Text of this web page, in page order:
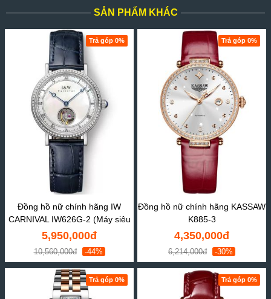
SẢN PHẨM KHÁC
Trả góp 0%
Đồng hồ nữ chính hãng IW
CARNIVAL IW626G-2 (Máy siêu
mỏng)
5,950,000đ
10,560,000đ -44%
Trả góp 0%
Đồng hồ nữ chính hãng KASSAW
K885-3
4,350,000đ
6,214,000đ -30%
Trả góp 0% Trả góp 0%